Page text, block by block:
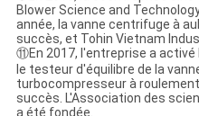
Blower Science and
année, la vanne centrifuge à
succès, et Tohin Vietnam
⑪En 2017, l'entreprise a
le testeur d'équilibre de la
turbocompresseur à
succès. L'Association des
a été fondée.